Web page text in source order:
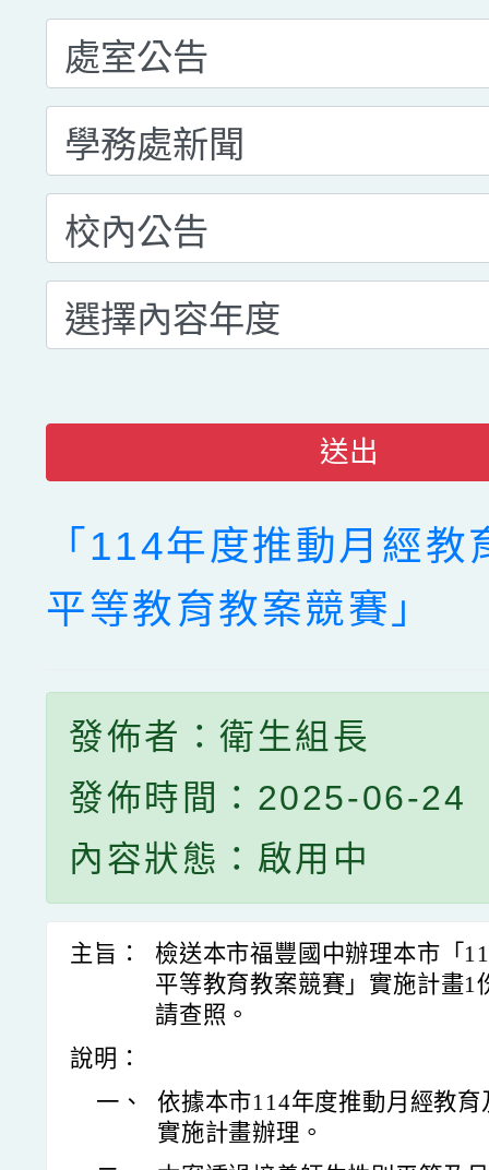
送出
「114年度推動月經教
平等教育教案競賽」
發佈者：衛生組長
發佈時間：2025-06-24
內容狀態：啟用中
主旨：
檢送本市福豐國中辦理本市「
平等教育教案競賽」實施計畫
請查照。
說明：
一、
依據本市114年度推動月經教
實施計畫辦理。